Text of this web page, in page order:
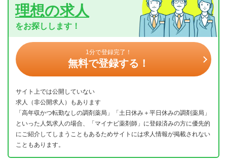
理想の求人
をお探しします！
1分で登録完了！
無料で登録する！
サイト上では公開していない
求人（非公開求人）もあります
「高年収かつ転勤なしの調剤薬局」「土日休み＋平日休みの調剤薬局」
といった人気求人の場合、「マイナビ薬剤師」に登録済みの方に優先的
にご紹介してしまうこともあるためサイトには求人情報が掲載されない
こともあります。